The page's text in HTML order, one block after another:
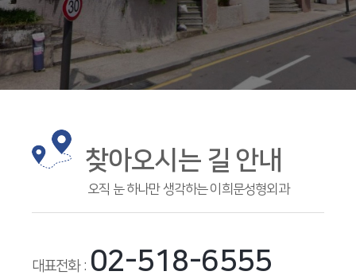
찾아오시는 길 안내
오직 눈 하나만 생각하는 이희문성형외과
대표전화 : 02-518-6555